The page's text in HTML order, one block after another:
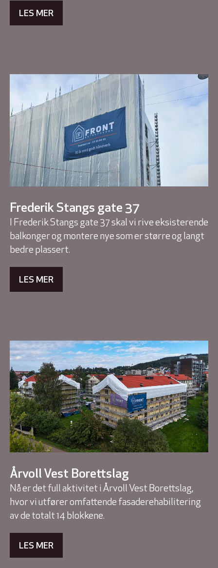
LES MER
Frederik Stangs gate 37
I Frederik Stangs gate 37 skal vi rive eksisterende
balkonger og montere nye som er større og langt
bedre plassert.
LES MER
Årvoll Vest Borettslag
Nå er det full aktivitet i Årvoll Vest Borettslag,
hvor vi utfører omfattende fasaderehabilitering
av de totalt 14 blokkene.
LES MER